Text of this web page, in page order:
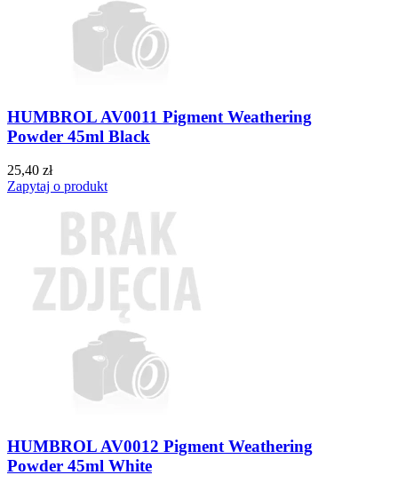
HUMBROL AV0011 Pigment Weathering
Powder 45ml Black
25,40 zł
Zapytaj o produkt
HUMBROL AV0012 Pigment Weathering
Powder 45ml White